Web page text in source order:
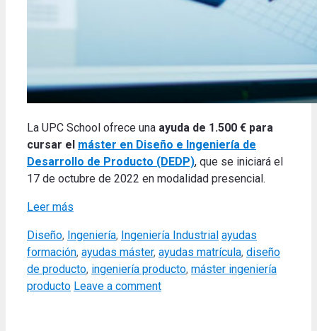
La UPC School ofrece una ayuda de 1.500 € para
cursar el máster en Diseño e Ingeniería de
Desarrollo de Producto (DEDP), que se iniciará el
17 de octubre de 2022 en modalidad presencial.
Leer más
Categories
Diseño, Ingeniería, Ingeniería Industrial Tags
ayudas
formación, ayudas máster, ayudas matrícula, diseño
de producto, ingeniería producto, máster ingeniería
producto Leave a comment